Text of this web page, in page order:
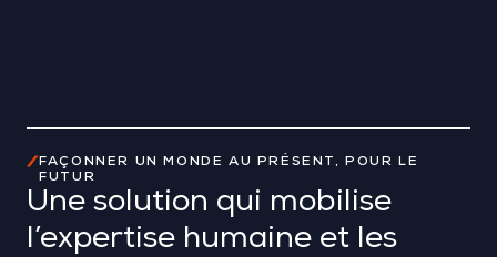
FAÇONNER UN MONDE AU PRÉSENT, POUR LE
FUTUR
Une solution qui mobilise
l’expertise humaine et les